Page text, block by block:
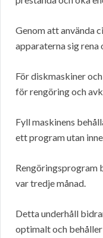
Genom att använda
apparaterna sig
För diskmaskiner
för rengöring och
Fyll maskinens
ett program utan
Rengöringsprogram
var tredje månad.
Detta underhåll
optimalt och